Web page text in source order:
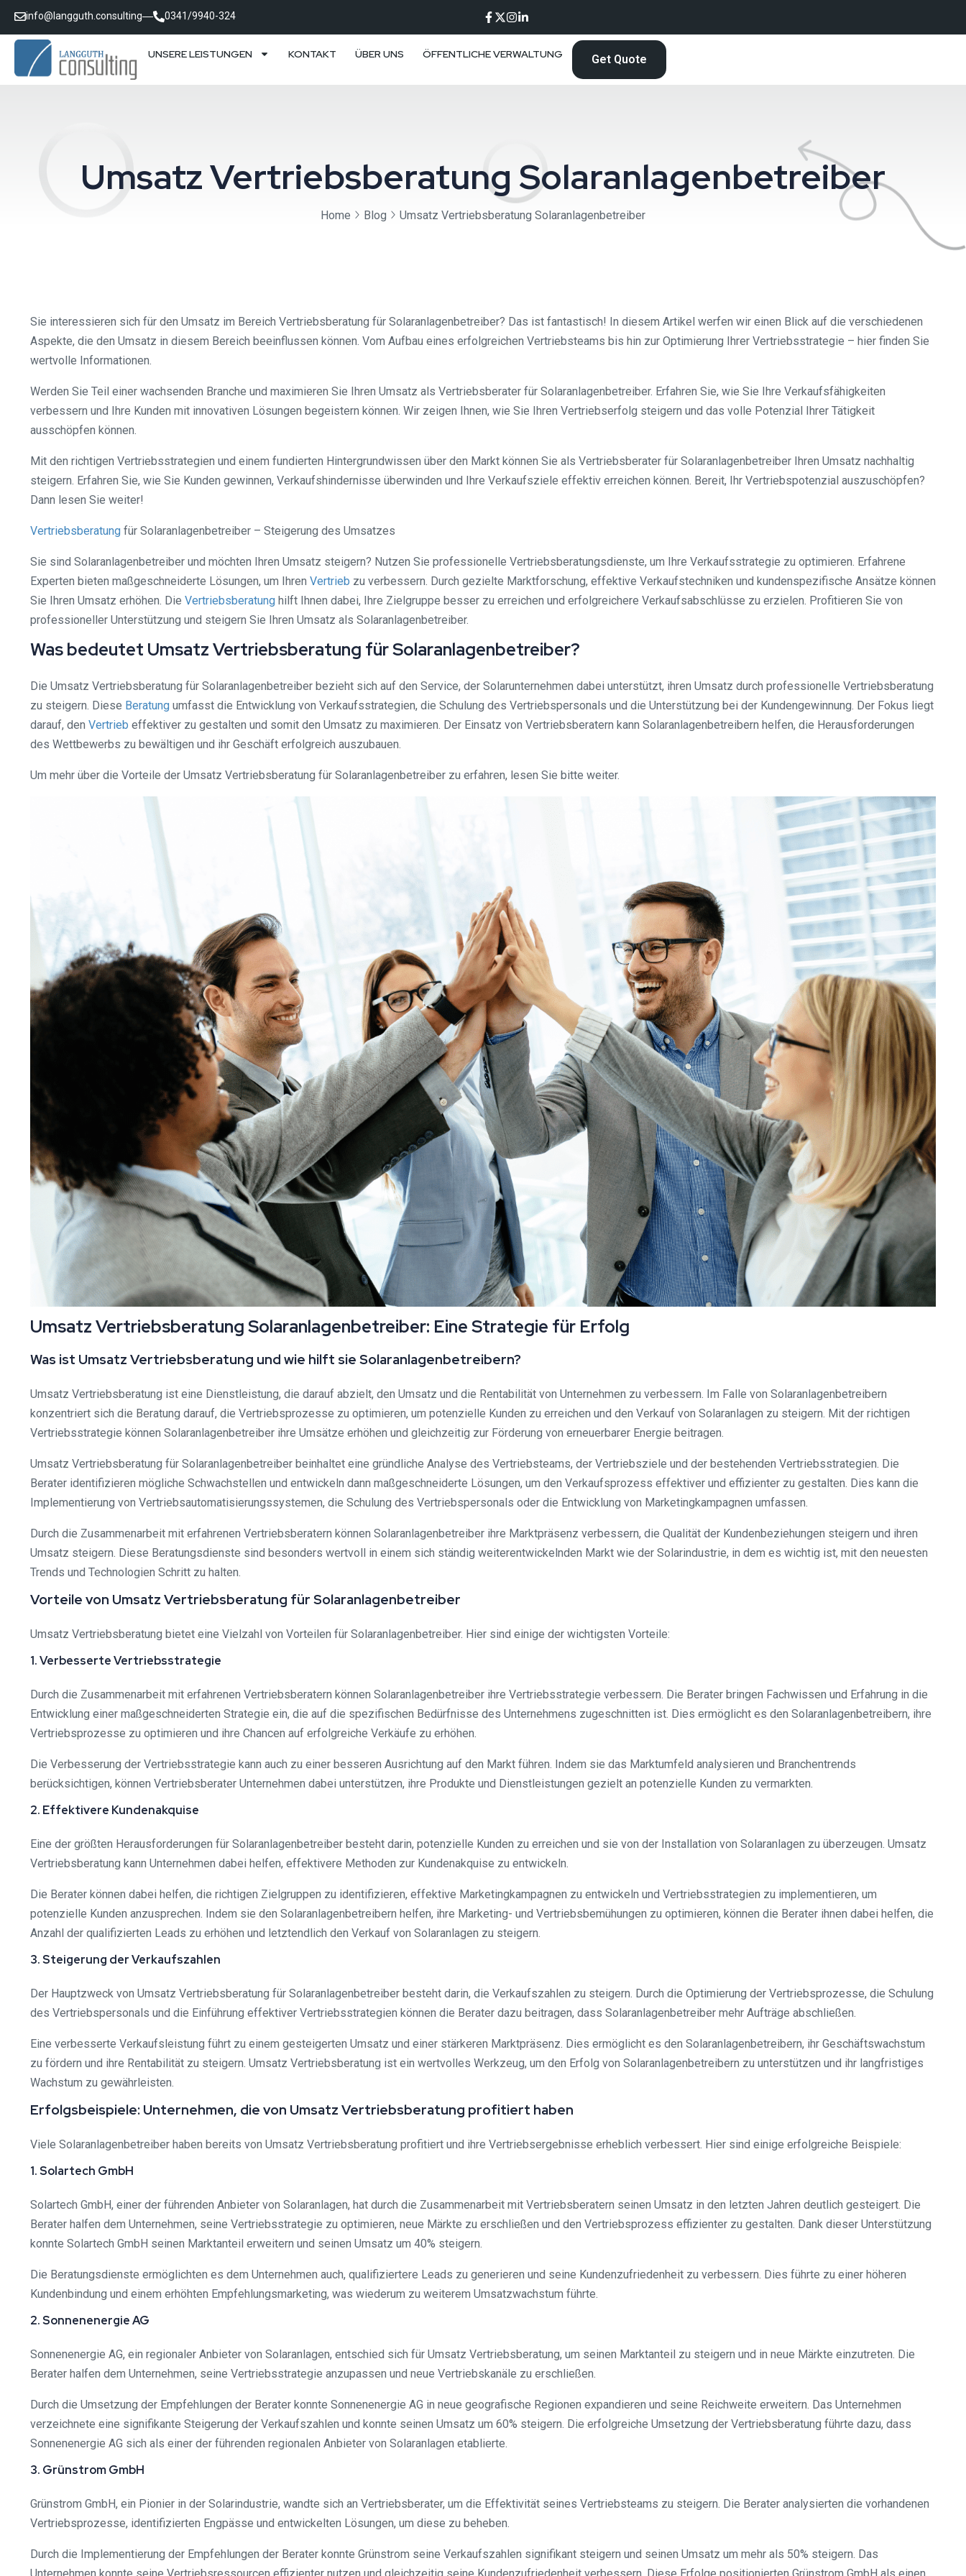
info@langguth.consulting 0341/9940-324
UNSERE LEISTUNGEN KONTAKT ÜBER UNS ÖFFENTLICHE VERWALTUNG Get Quote
Umsatz Vertriebsberatung Solaranlagenbetreiber
Home Blog Umsatz Vertriebsberatung Solaranlagenbetreiber
Sie interessieren sich für den Umsatz im Bereich Vertriebsberatung für Solaranlagenbetreiber? Das ist fantastisch! In diesem Artikel werfen wir einen Blick auf die verschiedenen
Aspekte, die den Umsatz in diesem Bereich beeinflussen können. Vom Aufbau eines erfolgreichen Vertriebsteams bis hin zur Optimierung Ihrer Vertriebsstrategie – hier finden Sie
wertvolle Informationen.
Werden Sie Teil einer wachsenden Branche und maximieren Sie Ihren Umsatz als Vertriebsberater für Solaranlagenbetreiber. Erfahren Sie, wie Sie Ihre Verkaufsfähigkeiten
verbessern und Ihre Kunden mit innovativen Lösungen begeistern können. Wir zeigen Ihnen, wie Sie Ihren Vertriebserfolg steigern und das volle Potenzial Ihrer Tätigkeit
ausschöpfen können.
Mit den richtigen Vertriebsstrategien und einem fundierten Hintergrundwissen über den Markt können Sie als Vertriebsberater für Solaranlagenbetreiber Ihren Umsatz nachhaltig
steigern. Erfahren Sie, wie Sie Kunden gewinnen, Verkaufshindernisse überwinden und Ihre Verkaufsziele effektiv erreichen können. Bereit, Ihr Vertriebspotenzial auszuschöpfen?
Dann lesen Sie weiter!
Vertriebsberatung für Solaranlagenbetreiber – Steigerung des Umsatzes
Sie sind Solaranlagenbetreiber und möchten Ihren Umsatz steigern? Nutzen Sie professionelle Vertriebsberatungsdienste, um Ihre Verkaufsstrategie zu optimieren. Erfahrene
Experten bieten maßgeschneiderte Lösungen, um Ihren Vertrieb zu verbessern. Durch gezielte Marktforschung, effektive Verkaufstechniken und kundenspezifische Ansätze können
Sie Ihren Umsatz erhöhen. Die Vertriebsberatung hilft Ihnen dabei, Ihre Zielgruppe besser zu erreichen und erfolgreichere Verkaufsabschlüsse zu erzielen. Profitieren Sie von
professioneller Unterstützung und steigern Sie Ihren Umsatz als Solaranlagenbetreiber.
Was bedeutet Umsatz Vertriebsberatung für Solaranlagenbetreiber?
Die Umsatz Vertriebsberatung für Solaranlagenbetreiber bezieht sich auf den Service, der Solarunternehmen dabei unterstützt, ihren Umsatz durch professionelle Vertriebsberatung
zu steigern. Diese Beratung umfasst die Entwicklung von Verkaufsstrategien, die Schulung des Vertriebspersonals und die Unterstützung bei der Kundengewinnung. Der Fokus liegt
darauf, den Vertrieb effektiver zu gestalten und somit den Umsatz zu maximieren. Der Einsatz von Vertriebsberatern kann Solaranlagenbetreibern helfen, die Herausforderungen
des Wettbewerbs zu bewältigen und ihr Geschäft erfolgreich auszubauen.
Um mehr über die Vorteile der Umsatz Vertriebsberatung für Solaranlagenbetreiber zu erfahren, lesen Sie bitte weiter.
Umsatz Vertriebsberatung Solaranlagenbetreiber: Eine Strategie für Erfolg
Was ist Umsatz Vertriebsberatung und wie hilft sie Solaranlagenbetreibern?
Umsatz Vertriebsberatung ist eine Dienstleistung, die darauf abzielt, den Umsatz und die Rentabilität von Unternehmen zu verbessern. Im Falle von Solaranlagenbetreibern
konzentriert sich die Beratung darauf, die Vertriebsprozesse zu optimieren, um potenzielle Kunden zu erreichen und den Verkauf von Solaranlagen zu steigern. Mit der richtigen
Vertriebsstrategie können Solaranlagenbetreiber ihre Umsätze erhöhen und gleichzeitig zur Förderung von erneuerbarer Energie beitragen.
Umsatz Vertriebsberatung für Solaranlagenbetreiber beinhaltet eine gründliche Analyse des Vertriebsteams, der Vertriebsziele und der bestehenden Vertriebsstrategien. Die
Berater identifizieren mögliche Schwachstellen und entwickeln dann maßgeschneiderte Lösungen, um den Verkaufsprozess effektiver und effizienter zu gestalten. Dies kann die
Implementierung von Vertriebsautomatisierungssystemen, die Schulung des Vertriebspersonals oder die Entwicklung von Marketingkampagnen umfassen.
Durch die Zusammenarbeit mit erfahrenen Vertriebsberatern können Solaranlagenbetreiber ihre Marktpräsenz verbessern, die Qualität der Kundenbeziehungen steigern und ihren
Umsatz steigern. Diese Beratungsdienste sind besonders wertvoll in einem sich ständig weiterentwickelnden Markt wie der Solarindustrie, in dem es wichtig ist, mit den neuesten
Trends und Technologien Schritt zu halten.
Vorteile von Umsatz Vertriebsberatung für Solaranlagenbetreiber
Umsatz Vertriebsberatung bietet eine Vielzahl von Vorteilen für Solaranlagenbetreiber. Hier sind einige der wichtigsten Vorteile:
1. Verbesserte Vertriebsstrategie
Durch die Zusammenarbeit mit erfahrenen Vertriebsberatern können Solaranlagenbetreiber ihre Vertriebsstrategie verbessern. Die Berater bringen Fachwissen und Erfahrung in die
Entwicklung einer maßgeschneiderten Strategie ein, die auf die spezifischen Bedürfnisse des Unternehmens zugeschnitten ist. Dies ermöglicht es den Solaranlagenbetreibern, ihre
Vertriebsprozesse zu optimieren und ihre Chancen auf erfolgreiche Verkäufe zu erhöhen.
Die Verbesserung der Vertriebsstrategie kann auch zu einer besseren Ausrichtung auf den Markt führen. Indem sie das Marktumfeld analysieren und Branchentrends
berücksichtigen, können Vertriebsberater Unternehmen dabei unterstützen, ihre Produkte und Dienstleistungen gezielt an potenzielle Kunden zu vermarkten.
2. Effektivere Kundenakquise
Eine der größten Herausforderungen für Solaranlagenbetreiber besteht darin, potenzielle Kunden zu erreichen und sie von der Installation von Solaranlagen zu überzeugen. Umsatz
Vertriebsberatung kann Unternehmen dabei helfen, effektivere Methoden zur Kundenakquise zu entwickeln.
Die Berater können dabei helfen, die richtigen Zielgruppen zu identifizieren, effektive Marketingkampagnen zu entwickeln und Vertriebsstrategien zu implementieren, um
potenzielle Kunden anzusprechen. Indem sie den Solaranlagenbetreibern helfen, ihre Marketing- und Vertriebsbemühungen zu optimieren, können die Berater ihnen dabei helfen, die
Anzahl der qualifizierten Leads zu erhöhen und letztendlich den Verkauf von Solaranlagen zu steigern.
3. Steigerung der Verkaufszahlen
Der Hauptzweck von Umsatz Vertriebsberatung für Solaranlagenbetreiber besteht darin, die Verkaufszahlen zu steigern. Durch die Optimierung der Vertriebsprozesse, die Schulung
des Vertriebspersonals und die Einführung effektiver Vertriebsstrategien können die Berater dazu beitragen, dass Solaranlagenbetreiber mehr Aufträge abschließen.
Eine verbesserte Verkaufsleistung führt zu einem gesteigerten Umsatz und einer stärkeren Marktpräsenz. Dies ermöglicht es den Solaranlagenbetreibern, ihr Geschäftswachstum
zu fördern und ihre Rentabilität zu steigern. Umsatz Vertriebsberatung ist ein wertvolles Werkzeug, um den Erfolg von Solaranlagenbetreibern zu unterstützen und ihr langfristiges
Wachstum zu gewährleisten.
Erfolgsbeispiele: Unternehmen, die von Umsatz Vertriebsberatung profitiert haben
Viele Solaranlagenbetreiber haben bereits von Umsatz Vertriebsberatung profitiert und ihre Vertriebsergebnisse erheblich verbessert. Hier sind einige erfolgreiche Beispiele:
1. Solartech GmbH
Solartech GmbH, einer der führenden Anbieter von Solaranlagen, hat durch die Zusammenarbeit mit Vertriebsberatern seinen Umsatz in den letzten Jahren deutlich gesteigert. Die
Berater halfen dem Unternehmen, seine Vertriebsstrategie zu optimieren, neue Märkte zu erschließen und den Vertriebsprozess effizienter zu gestalten. Dank dieser Unterstützung
konnte Solartech GmbH seinen Marktanteil erweitern und seinen Umsatz um 40% steigern.
Die Beratungsdienste ermöglichten es dem Unternehmen auch, qualifiziertere Leads zu generieren und seine Kundenzufriedenheit zu verbessern. Dies führte zu einer höheren
Kundenbindung und einem erhöhten Empfehlungsmarketing, was wiederum zu weiterem Umsatzwachstum führte.
2. Sonnenenergie AG
Sonnenenergie AG, ein regionaler Anbieter von Solaranlagen, entschied sich für Umsatz Vertriebsberatung, um seinen Marktanteil zu steigern und in neue Märkte einzutreten. Die
Berater halfen dem Unternehmen, seine Vertriebsstrategie anzupassen und neue Vertriebskanäle zu erschließen.
Durch die Umsetzung der Empfehlungen der Berater konnte Sonnenenergie AG in neue geografische Regionen expandieren und seine Reichweite erweitern. Das Unternehmen
verzeichnete eine signifikante Steigerung der Verkaufszahlen und konnte seinen Umsatz um 60% steigern. Die erfolgreiche Umsetzung der Vertriebsberatung führte dazu, dass
Sonnenenergie AG sich als einer der führenden regionalen Anbieter von Solaranlagen etablierte.
3. Grünstrom GmbH
Grünstrom GmbH, ein Pionier in der Solarindustrie, wandte sich an Vertriebsberater, um die Effektivität seines Vertriebsteams zu steigern. Die Berater analysierten die vorhandenen
Vertriebsprozesse, identifizierten Engpässe und entwickelten Lösungen, um diese zu beheben.
Durch die Implementierung der Empfehlungen der Berater konnte Grünstrom seine Verkaufszahlen signifikant steigern und seinen Umsatz um mehr als 50% steigern. Das